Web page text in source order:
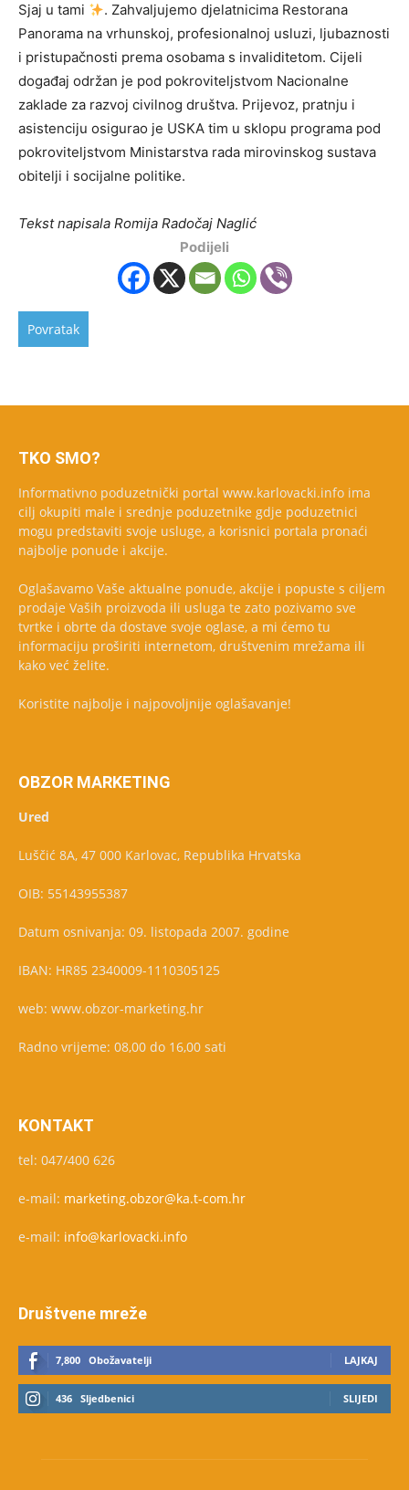
Sjaj u tami
. Zahvaljujemo djelatnicima Restorana
Panorama na vrhunskoj, profesionalnoj usluzi, ljubaznosti
i pristupačnosti prema osobama s invaliditetom. Cijeli
događaj održan je pod pokroviteljstvom Nacionalne
zaklade za razvoj civilnog društva. Prijevoz, pratnju i
asistenciju osigurao je USKA tim u sklopu programa pod
pokroviteljstvom Ministarstva rada mirovinskog sustava
obitelji i socijalne politike.
Tekst napisala Romija Radočaj Naglić
Podijeli
TKO SMO?
Informativno poduzetnički portal www.karlovacki.info ima
cilj okupiti male i srednje poduzetnike gdje poduzetnici
mogu predstaviti svoje usluge, a korisnici portala pronaći
najbolje ponude i akcije.
Oglašavamo Vaše aktualne ponude, akcije i popuste s ciljem
prodaje Vaših proizvoda ili usluga te zato pozivamo sve
tvrtke i obrte da dostave svoje oglase, a mi ćemo tu
informaciju proširiti internetom, društvenim mrežama ili
kako već želite.
Koristite najbolje i najpovoljnije oglašavanje!
OBZOR MARKETING
Ured
Luščić 8A, 47 000 Karlovac, Republika Hrvatska
OIB: 55143955387
Datum osnivanja: 09. listopada 2007. godine
IBAN: HR85 2340009-1110305125
web: www.obzor-marketing.hr
Radno vrijeme: 08,00 do 16,00 sati
KONTAKT
tel: 047/400 626
e-mail: marketing.obzor@ka.t-com.hr
e-mail: info@karlovacki.info
Društvene mreže
7,800 Obožavatelji LAJKAJ
436 Sljedbenici SLIJEDI